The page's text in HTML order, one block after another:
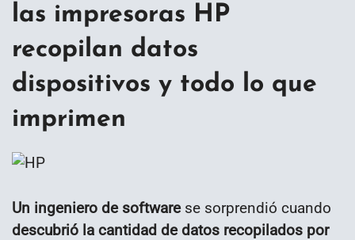
las impresoras HP
recopilan datos
dispositivos y todo lo que
imprimen
Un ingeniero de softwarese sorprendió cuando
descubrió la cantidad de datos recopilados por